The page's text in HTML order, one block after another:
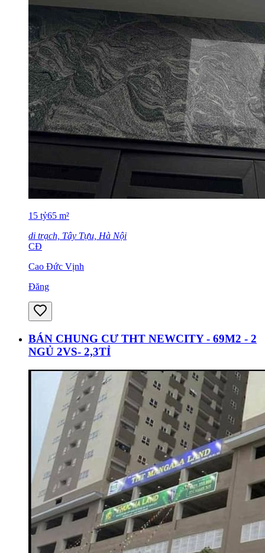
15 tỷ65 m²
di trạch, Tây Tựu, Hà Nội
CĐ
Cao Đức Vịnh
Đăng
BÁN CHUNG CƯ THT NEWCITY - 69M2 - 2
NGỦ 2VS- 2,3TỈ